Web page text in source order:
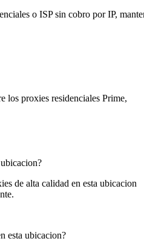
o ISP sin cobro por IP,
los proxies residenciales Prime,
de alta calidad en esta ubicacion
esta ubicacion?